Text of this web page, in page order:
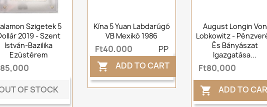
Szigetek 5
2019 - Szent
István-Bazilika
Ezüstérem
OF STOCK
Kína 5 Yuan Labdarúgó
VB Mexikó 1986
Ft40,000 PP
 ADD TO CART
August Longin Von
Lobkowitz -
És Bányászat
Igazgatása...
Ft80,000
 ADD TO